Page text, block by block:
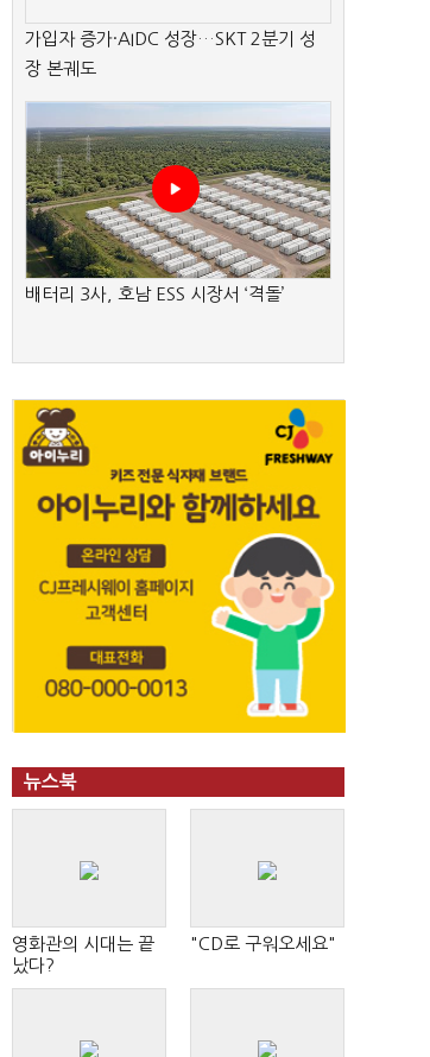
가입자 증가·AIDC 성장…SKT 2분기 성
장 본궤도
배터리 3사, 호남 ESS 시장서 ‘격돌’
뉴스북
영화관의 시대는 끝
났다?
"CD로 구워오세요"